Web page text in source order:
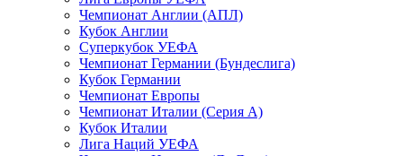
Чемпионат Англии (АПЛ)
Кубок Англии
Суперкубок УЕФА
Чемпионат Германии (Бундеслига)
Кубок Германии
Чемпионат Европы
Чемпионат Италии (Серия А)
Кубок Италии
Лига Наций УЕФА